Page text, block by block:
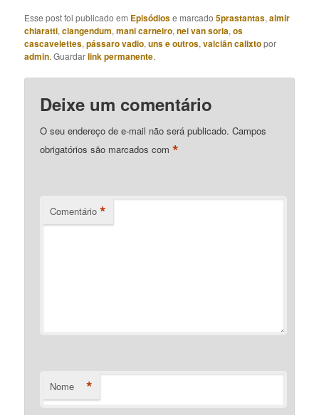
Esse post foi publicado em Episódiose marcado5prastantas,almir
chiaratti,clangendum,mani carneiro,nei van soria,os
cascavelettes,pássaro vadio,uns e outros,valciãn calixtopor
admin. Guardarlink permanente.
Deixe um comentário
O seu endereço de e-mail não será publicado. Campos
obrigatórios são marcados com*
Comentário *
Nome *